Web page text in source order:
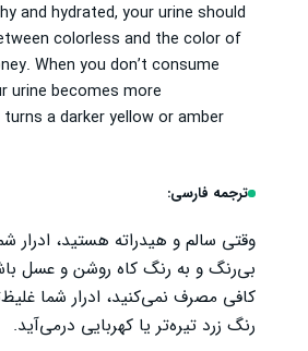
and hydrated, your urine should
colorless and the color of
When you don’t consume
urine becomes more
a darker yellow or amber
ترجمه فارسی:
وقتی سالم و هیدراته هستید، ادرار
بی‌رنگ و به رنگ کاه روشن و عسل
کافی مصرف نمی‌کنید، ادرار شما
رنگ زرد تیره‌تر یا کهربایی درمی‌آید.